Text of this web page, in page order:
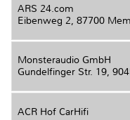
ARS 24.com
Eibenweg 2, 87700
Monsteraudio GmbH
Gundelfinger Str. 19,
ACR Hof CarHifi